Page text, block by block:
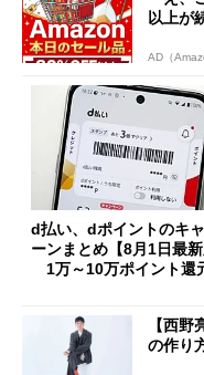
以上が
AD（
d払い、dポイントのキ
ーンまとめ【8月1日最新
1万～10万ポイント還
【西
の作り